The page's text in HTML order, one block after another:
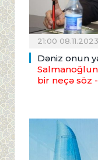
21:00 08.11.2023
Dəniz onun
bir neçə söz